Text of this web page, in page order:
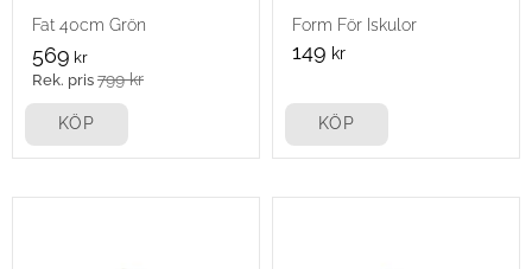
Fat 40cm Grön
569 kr
799kr
KÖP
Form För Iskulor
149 kr
KÖP